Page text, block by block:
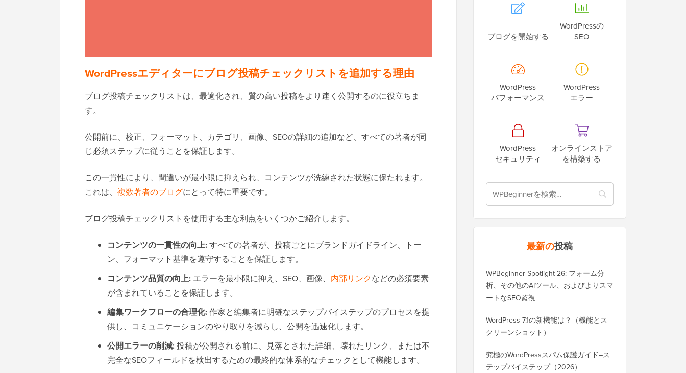
WordPressエディターにブログ投稿チェックリストを追加する理由
ブログ投稿チェックリストは、最適化され、質の高い投稿をより速く公開するのに役立ちま
す。
公開前に、校正、フォーマット、カテゴリ、画像、SEOの詳細の追加など、すべての著者が同
じ必須ステップに従うことを保証します。
この一貫性により、間違いが最小限に抑えられ、コンテンツが洗練された状態に保たれます。
これは、 複数著者のブログにとって特に重要です。
ブログ投稿チェックリストを使用する主な利点をいくつかご紹介します。
コンテンツの一貫性の向上:すべての著者が、投稿ごとにブランドガイドライン、トー
ン、フォーマット基準を遵守することを保証します。
コンテンツ品質の向上: エラーを最小限に抑え、SEO、画像、 内部リンクなどの必須要素
が含まれていることを保証します。
編集ワークフローの合理化:作家と編集者に明確なステップバイステップのプロセスを提
供し、コミュニケーションのやり取りを減らし、公開を迅速化します。
公開エラーの削減:投稿が公開される前に、見落とされた詳細、壊れたリンク、または不
完全なSEOフィールドを検出するための最終的な体系的なチェックとして機能します。
ブログを開始する
WordPressの
SEO
WordPress
パフォーマンス
WordPress
エラー
WordPress
セキュリティ
オンラインストア
を構築する
最新の投稿
WPBeginner Spotlight 26: フォーム分
析、その他のAIツール、およびよりスマ
ートなSEO監視
WordPress 7.1の新機能は？（機能とス
クリーンショット）
究極のWordPressスパム保護ガイド–ス
テップバイステップ（2026）